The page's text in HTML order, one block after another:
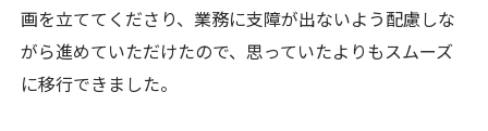
画を立ててくださり、業務に支障が出ないよう配慮しな
がら進めていただけたので、思っていたよりもスムーズ
に移行できました。